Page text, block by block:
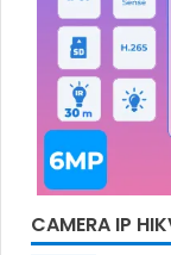
CAMERA IP